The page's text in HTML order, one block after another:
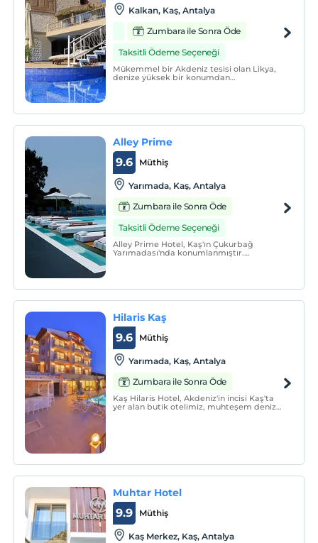
Kalkan, Kaş, Antalya
Zumbara ile Sonra Öde
Taksitli Ödeme Seçeneği
Mükemmel bir Akdeniz tesisi olan Likya,
denize yüksek bir konumdan
Alley Prime
Müthiş
9.6
Yarımada, Kaş, Antalya
Zumbara ile Sonra Öde
Taksitli Ödeme Seçeneği
Alley Prime Hotel, Kaş'ın Çukurbağ
Yarımadası'nda konumlanmıştır.
bakarsanız denizi göreceğiniz bu tesis
Hilaris Kaş
Müthiş
9.6
Yarımada, Kaş, Antalya
Zumbara ile Sonra Öde
Kaş Hilaris Hotel, Akdeniz'in incisi Kaş'ta
yer alan butik otelimiz, muhteşem deniz
Muhtar Hotel
Müthiş
9.9
Kaş Merkez, Kaş, Antalya